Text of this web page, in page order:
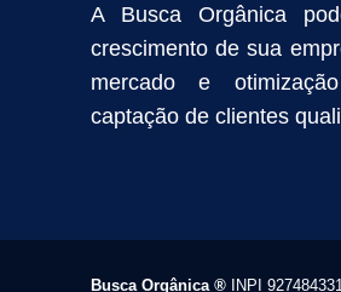
A Busca Orgânica
crescimento de sua
mercado e
captação de clientes
Busca Orgânica ®INPI